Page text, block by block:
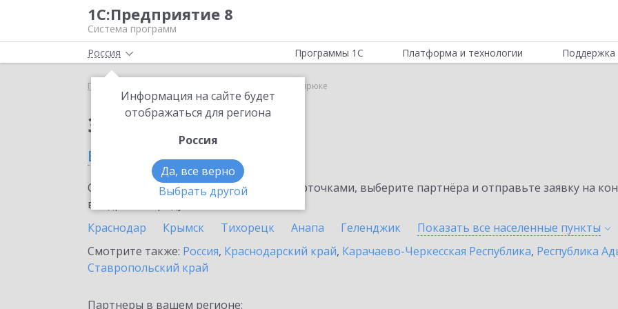
1С:Предприятие 8
Система программ
Россия
Информация на сайте будет
отображаться для региона
Россия
Да, все верно
Выбрать другой
Программы 1С Платформа и технологии Поддержка
Главная 1С-ЭДО в Темрюке
Заказать 1С-ЭДО
в Темрюке
Ознакомьтесь с информационными карточками, выберите партнёра и отправьте заявку на
внедрение продукта.
Краснодар
Крымск Тихорецк Анапа Геленджик Показать все населенные пункты
Смотрите также: Россия, Краснодарский край, Карачаево-Черкесская Республика, Республика
Ставропольский край
Партнеры в вашем регионе: